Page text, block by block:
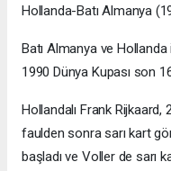
Hollanda-Batı Almanya
Batı Almanya ve
1990 Dünya Kupası son
Hollandalı Frank Rijkaard,
faulden sonra sarı kart
başladı ve Voller de sarı